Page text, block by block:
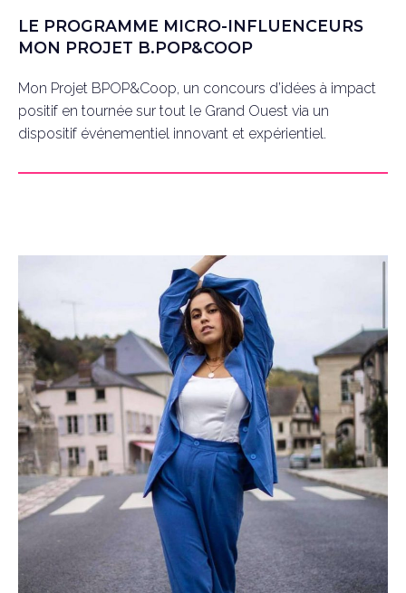
LE PROGRAMME MICRO-INFLUENCEURS
MON PROJET B.POP&COOP
Mon Projet BPOP&Coop, un concours d’idées à impact
positif en tournée sur tout le Grand Ouest via un
dispositif événementiel innovant et expérientiel.